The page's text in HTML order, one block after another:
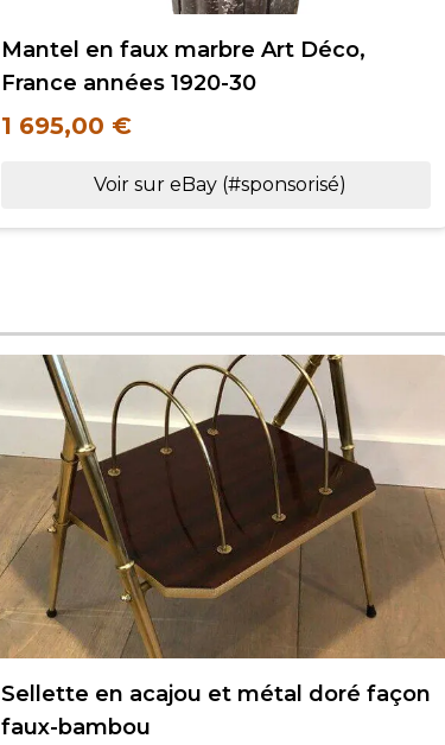
Mantel en faux marbre Art Déco,
France années 1920-30
1 695,00 €
Voir sur eBay (#sponsorisé)
Sellette en acajou et métal doré façon
faux-bambou